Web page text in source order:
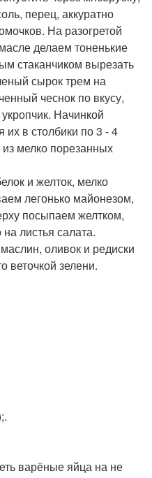
перец, аккуратно
На разогретой
делаем тоненькие
стаканчиком вырезать
сырок трем на
чеснок по вкусу,
Начинкой
в столбики по 3 - 4
мелко порезанных
и желток, мелко
легонько майонезом,
посыпаем желтком,
листья салата.
оливок и редиски
веточкой зелени.
варёные яйца на не